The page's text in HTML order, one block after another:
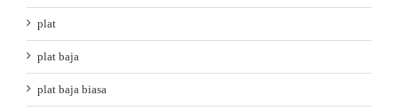
plat
plat baja
plat baja biasa